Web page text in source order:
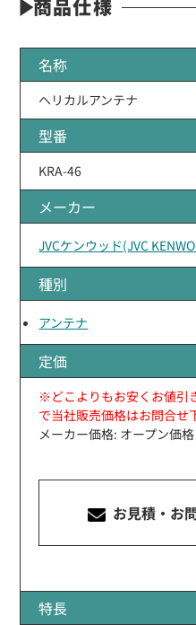
商品仕様
名称
ヘリカルアンテナ
型番
KRA-46
メーカー
JVCケンウッド(JVC
種別
アンテナ
定価
※どこよりもお安くお値引
で当社販売価格はお問合せ
メーカー価格: オープン価格
お見積・お
特長